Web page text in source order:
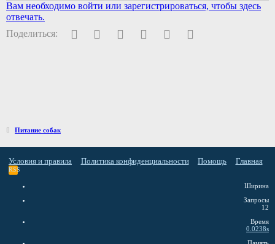
Вам необходимо войти или зарегистрироваться, чтобы здесь
отвечать.
Поделиться:
FacebookTwitter PinterestWhatsAppЭлектронная почта
Питание собак
Условия и правила Политика конфиденциальности Помощь Главная
RSS
Ширина
Запросы
12
Время
0.0238s